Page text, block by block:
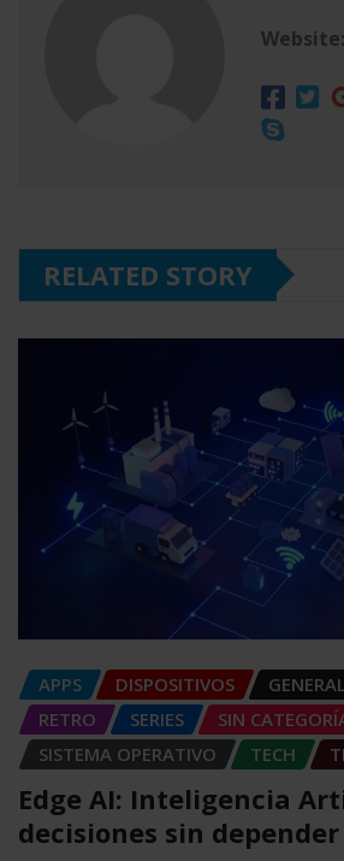
Website:
RELATED STORY
APPS DISPOSITIVOS GENERAL
RETRO
SERIES
SIN
SISTEMA OPERATIVO
TECH
Edge AI: Inteligencia
decisiones sin depender